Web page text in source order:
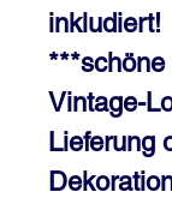
inkludiert!
***schöne
Vintage-
Lieferung